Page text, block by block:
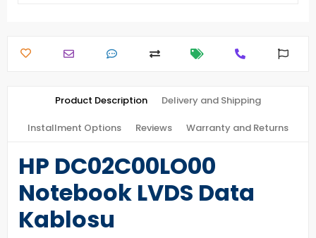
Product Description Delivery and Shipping
Installment Options Reviews Warranty and Returns
HP DC02C00LO00
Notebook LVDS Data
Kablosu